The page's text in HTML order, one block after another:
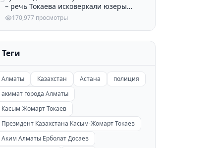
– речь Токаева исковеркали юзеры
Казнета
170,977 просмотры
Теги
Алматы Казахстан Астана
полиция
акимат города Алматы
Касым-Жомарт Токаев
Президент Казахстана Касым-Жомарт Токаев
Аким Алматы Ерболат Досаев